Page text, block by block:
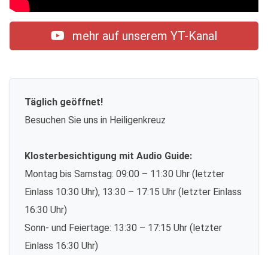
mehr auf unserem YT-Kanal
Täglich geöffnet!
Besuchen Sie uns in Heiligenkreuz
Klosterbesichtigung mit Audio Guide:
Montag bis Samstag: 09:00 – 11:30 Uhr (letzter
Einlass 10:30 Uhr), 13:30 – 17:15 Uhr (letzter Einlass
16:30 Uhr)
Sonn- und Feiertage: 13:30 – 17:15 Uhr (letzter
Einlass 16:30 Uhr)